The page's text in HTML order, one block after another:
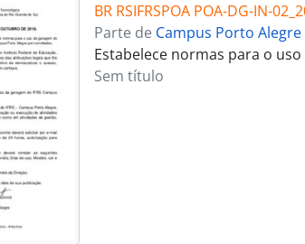
BR RSIFRSPOA POA-DG-IN-
Parte de Campus Porto Alegre
Estabelece normas para o
Sem título